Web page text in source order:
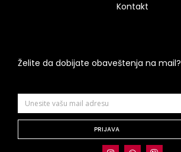
Kontakt
Želite da dobijate obaveštenja na mail?
PRIJAVA